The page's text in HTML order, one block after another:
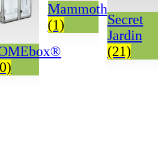
Mammoth
(1)
Secret
Jardin
(21)